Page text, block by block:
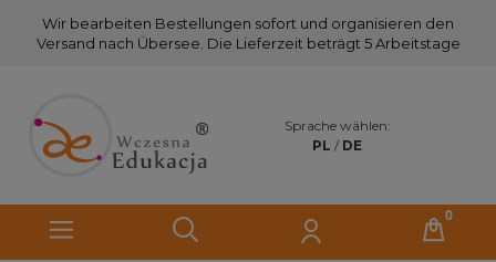
Wir bearbeiten Bestellungen sofort und organisieren den
Versand nach Übersee. Die Lieferzeit beträgt 5 Arbeitstage
Sprache wählen:
PL / DE